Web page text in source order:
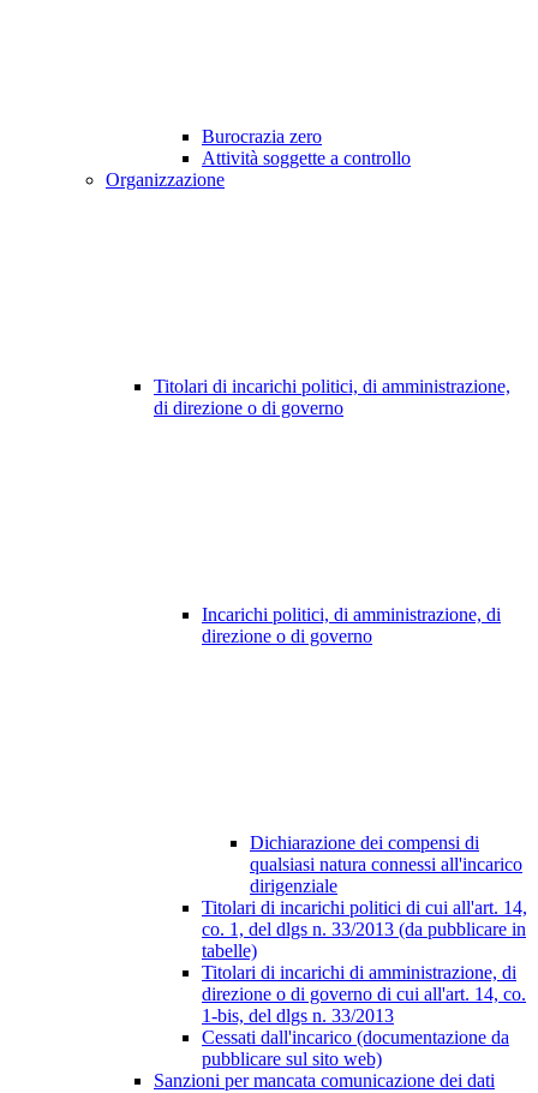
Burocrazia zero
Attività soggette a controllo
Organizzazione
Titolari di incarichi politici, di amministrazione,
di direzione o di governo
Incarichi politici, di amministrazione, di
direzione o di governo
Dichiarazione dei compensi di
qualsiasi natura connessi all'incarico
dirigenziale
Titolari di incarichi politici di cui all'art. 14,
co. 1, del dlgs n. 33/2013 (da pubblicare in
tabelle)
Titolari di incarichi di amministrazione, di
direzione o di governo di cui all'art. 14, co.
1-bis, del dlgs n. 33/2013
Cessati dall'incarico (documentazione da
pubblicare sul sito web)
Sanzioni per mancata comunicazione dei dati